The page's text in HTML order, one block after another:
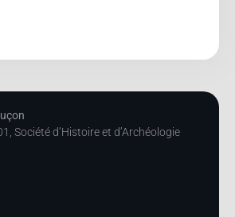
Société d’Histoire et d’Archéologie